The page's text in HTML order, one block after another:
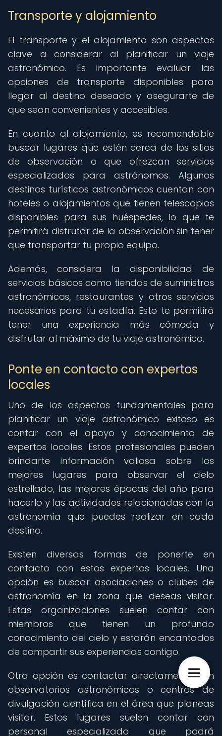
Transporte y alojamiento
El transporte y el alojamiento son aspectos
clave a considerar al planificar un viaje
astronómico. Es importante evaluar las
opciones de transporte disponibles para
llegar al destino deseado y asegurarte de
que sean convenientes y accesibles.
En cuanto al alojamiento, es recomendable
buscar lugares que estén cerca de los sitios
de observación o que ofrezcan servicios
especializados para astrónomos. Algunos
destinos turísticos astronómicos cuentan con
hoteles o alojamientos que tienen telescopios
disponibles para sus huéspedes, lo que te
permitirá disfrutar de la observación sin tener
que transportar tu propio equipo.
Además, considera la disponibilidad de
servicios básicos como tiendas de suministros
astronómicos, restaurantes y otros servicios
necesarios para tu estadía. Esto te permitirá
tener una experiencia más cómoda y
disfrutar al máximo de tu viaje astronómico.
Ponte en contacto con expertos
locales
Uno de los aspectos fundamentales para
planificar un viaje astronómico exitoso es
contar con el apoyo y conocimiento de
expertos locales. Estos profesionales pueden
brindarte información valiosa sobre los
mejores lugares para observar el cielo
estrellado, las mejores épocas del año para
hacerlo y las actividades relacionadas con la
astronomía que puedes realizar en cada
destino.
Existen diversas formas de ponerte en
contacto con estos expertos locales. Una
opción es buscar asociaciones o clubes de
astronomía en la zona que deseas visitar.
Estas organizaciones suelen contar con
miembros que tienen un profundo
conocimiento del cielo y estarán encantados
de compartir sus experiencias contigo.
Otra opción es contactar directamente con
observatorios astronómicos o centros de
divulgación científica en el área que planeas
visitar. Estos lugares suelen contar con
personal especializado que podrá